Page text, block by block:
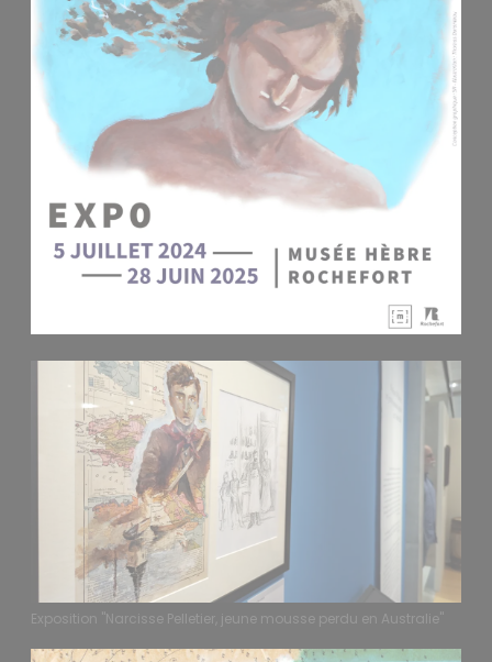
Exposition "Narcisse Pelletier, jeune mousse perdu en Australie"